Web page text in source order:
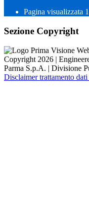
Pagina visualizzata
Sezione Copyright
Copyright 2026 |
Parma S.p.A. | Divisione
Disclaimer trattamento dati